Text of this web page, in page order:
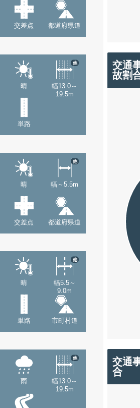
交差点 都道府県道
晴
幅13.0～
19.5m
他
単路
晴 幅～5.5m
他
交差点 都道府県道
晴
幅5.5～
9.0m
他
単路 市町村道
雨
幅13.0～
19.5m
他
交通
故割
交通
合